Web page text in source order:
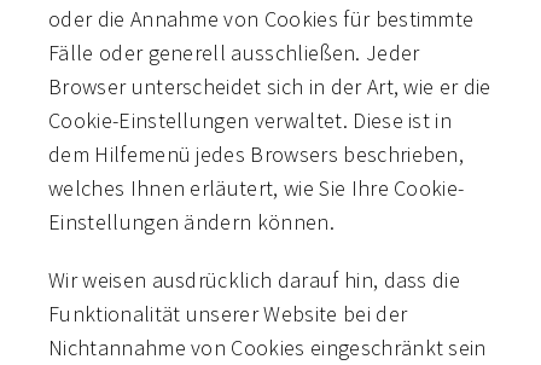
oder die Annahme von Cookies für bestimmte
Fälle oder generell ausschließen. Jeder
Browser unterscheidet sich in der Art, wie er die
Cookie-Einstellungen verwaltet. Diese ist in
dem Hilfemenü jedes Browsers beschrieben,
welches Ihnen erläutert, wie Sie Ihre Cookie-
Einstellungen ändern können.
Wir weisen ausdrücklich darauf hin, dass die
Funktionalität unserer Website bei der
Nichtannahme von Cookies eingeschränkt sein